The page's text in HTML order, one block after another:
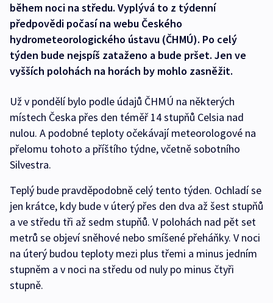
během noci na středu. Vyplývá to z týdenní
předpovědi počasí na webu Českého
hydrometeorologického ústavu (ČHMÚ). Po celý
týden bude nejspíš zataženo a bude pršet. Jen ve
vyšších polohách na horách by mohlo zasněžit.
Už v pondělí bylo podle údajů ČHMÚ na některých
místech Česka přes den téměř 14 stupňů Celsia nad
nulou. A podobné teploty očekávají meteorologové na
přelomu tohoto a příštího týdne, včetně sobotního
Silvestra.
Teplý bude pravděpodobně celý tento týden. Ochladí se
jen krátce, kdy bude v úterý přes den dva až šest stupňů
a ve středu tři až sedm stupňů. V polohách nad pět set
metrů se objeví sněhové nebo smíšené přeháňky. V noci
na úterý budou teploty mezi plus třemi a minus jedním
stupněm a v noci na středu od nuly po minus čtyři
stupně.